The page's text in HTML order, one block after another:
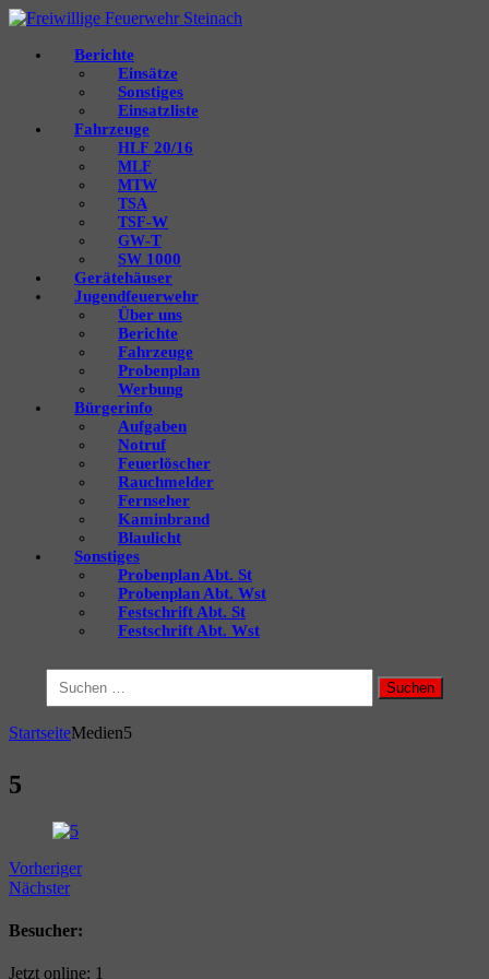
Berichte
Einsätze
Sonstiges
Einsatzliste
Fahrzeuge
HLF 20/16
MLF
MTW
TSA
TSF‑W
GW‑T
SW 1000
Gerätehäuser
Jugendfeuerwehr
Über uns
Berichte
Fahrzeuge
Probenplan
Werbung
Bürgerinfo
Aufgaben
Notruf
Feuerlöscher
Rauchmelder
Fernseher
Kaminbrand
Blaulicht
Sonstiges
Probenplan Abt. St
Probenplan Abt. Wst
Festschrift Abt. St
Festschrift Abt. Wst
nach:
StartseiteMedien5
5
Vorheriger
Nächster
Besucher:
Jetzt online: 1